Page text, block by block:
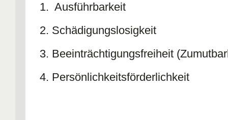
1. Ausführbarkeit
2. Schädigungslosigkeit
3. Beeinträchtigungsfreiheit
4. Persönlichkeitsförderlichkeit